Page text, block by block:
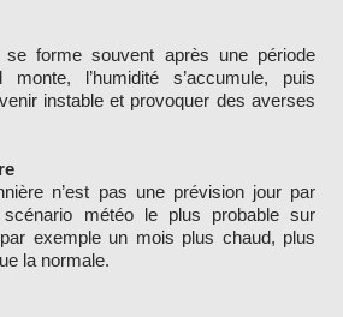
se forme souvent après une période
monte, l’humidité s’accumule, puis
instable et provoquer des averses
n’est pas une prévision jour par
météo le plus probable sur
exemple un mois plus chaud, plus
la normale.